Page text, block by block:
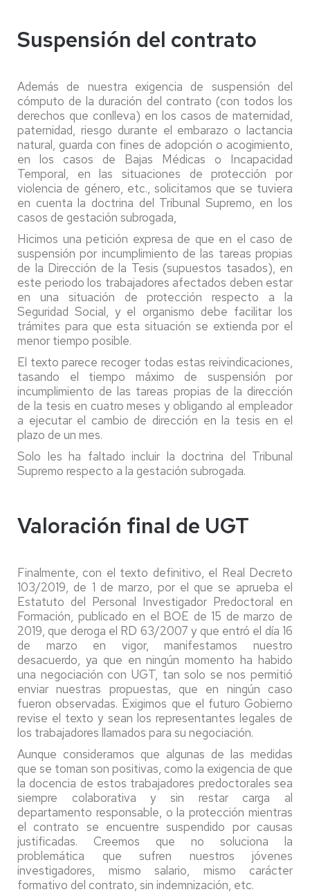
Suspensión del contrato
Además de nuestra exigencia de suspensión del
cómputo de la duración del contrato (con todos los
derechos que conlleva) en los casos de maternidad,
paternidad, riesgo durante el embarazo o lactancia
natural, guarda con fines de adopción o acogimiento,
en los casos de Bajas Médicas o Incapacidad
Temporal, en las situaciones de protección por
violencia de género, etc., solicitamos que se tuviera
en cuenta la doctrina del Tribunal Supremo, en los
casos de gestación subrogada,
Hicimos una petición expresa de que en el caso de
suspensión por incumplimiento de las tareas propias
de la Dirección de la Tesis (supuestos tasados), en
este periodo los trabajadores afectados deben estar
en una situación de protección respecto a la
Seguridad Social, y el organismo debe facilitar los
trámites para que esta situación se extienda por el
menor tiempo posible.
El texto parece recoger todas estas reivindicaciones,
tasando el tiempo máximo de suspensión por
incumplimiento de las tareas propias de la dirección
de la tesis en cuatro meses y obligando al empleador
a ejecutar el cambio de dirección en la tesis en el
plazo de un mes.
Solo les ha faltado incluir la doctrina del Tribunal
Supremo respecto a la gestación subrogada.
Valoración final de UGT
Finalmente, con el texto definitivo, el Real Decreto
103/2019, de 1 de marzo, por el que se aprueba el
Estatuto del Personal Investigador Predoctoral en
Formación, publicado en el BOE de 15 de marzo de
2019, que deroga el RD 63/2007 y que entró el día 16
de marzo en vigor, manifestamos nuestro
desacuerdo, ya que en ningún momento ha habido
una negociación con UGT, tan solo se nos permitió
enviar nuestras propuestas, que en ningún caso
fueron observadas. Exigimos que el futuro Gobierno
revise el texto y sean los representantes legales de
los trabajadores llamados para su negociación.
Aunque consideramos que algunas de las medidas
que se toman son positivas, como la exigencia de que
la docencia de estos trabajadores predoctorales sea
siempre colaborativa y sin restar carga al
departamento responsable, o la protección mientras
el contrato se encuentre suspendido por causas
justificadas. Creemos que no soluciona la
problemática que sufren nuestros jóvenes
investigadores, mismo salario, mismo carácter
formativo del contrato, sin indemnización, etc.